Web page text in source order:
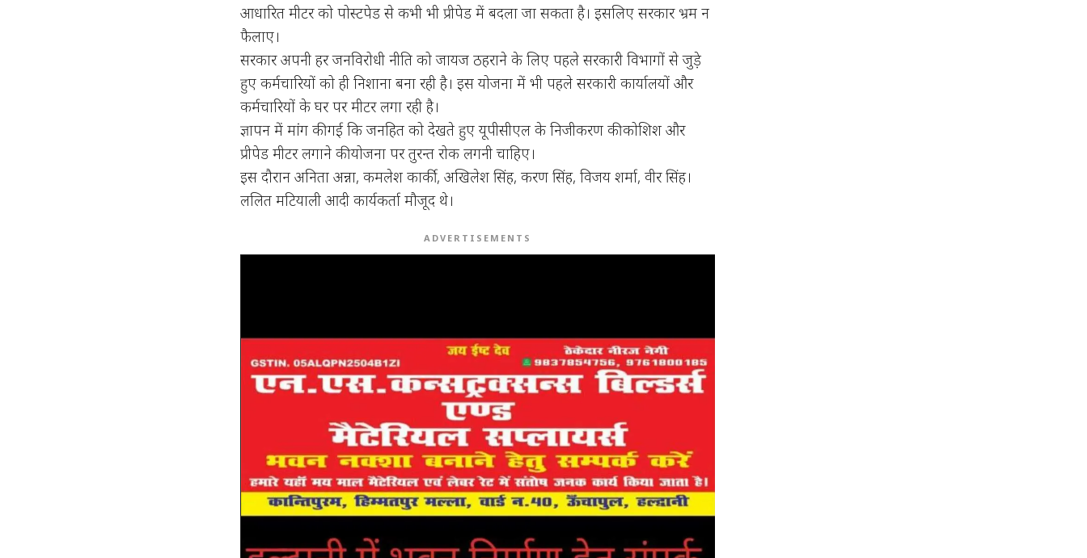
आधारित मीटर को पोस्टपेड से कभी भी प्रीपेड में बदला जा सकता है। इसलिए सरकार भ्रम न
फैलाए।
सरकार अपनी हर जनविरोधी नीति को जायज ठहराने के लिए पहले सरकारी विभागों से जुड़े
हुए कर्मचारियों को ही निशाना बना रही है। इस योजना में भी पहले सरकारी कार्यालयों और
कर्मचारियों के घर पर मीटर लगा रही है।
ज्ञापन में मांग की गई कि जनहित को देखते हुए यूपीसीएल के निजीकरण की कोशिश और
प्रीपेड मीटर लगाने की योजना पर तुरन्त रोक लगनी चाहिए।
इस दौरान अनिता अन्ना, कमलेश कार्की, अखिलेश सिंह, करण सिंह, विजय शर्मा, वीर सिंह।
ललित मटियाली आदी कार्यकर्ता मौजूद थे।
ADVERTISEMENTS